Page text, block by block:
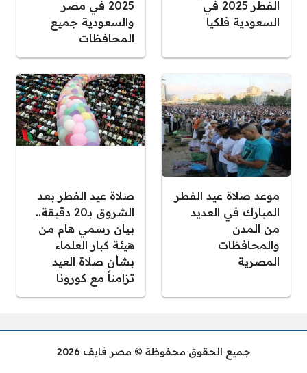
الفطر 2025 في
السعودية فلكيا
2025 في مصر
والسعودية جميع
المحافظات
موعد صلاة عيد الفطر
المبارك في العديد
من المدن
والمحافظات
المصرية
صلاة عيد الفطر بعد
الشروق بـ20 دقيقة..
بيان رسمي هام من
هيئة كبار العلماء
بشأن صلاة العيد
تزامناً مع كورونا
جميع الحقوق محفوظة © مصر فايف 2026